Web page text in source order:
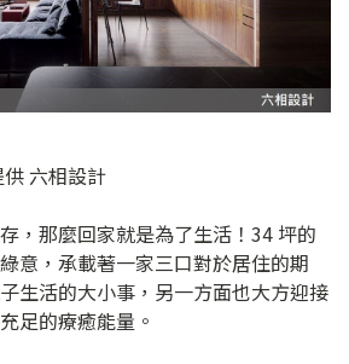
六相設計
，那麼回家就是為了生活！34 坪的
意，承載著一家三口對於居住的期
生活的大小事，另一方面也大方迎接
足的療癒能量。